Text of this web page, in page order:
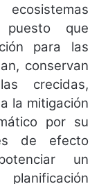
puesto que
para las
conservan
crecidas,
la mitigación
por su
de efecto
un